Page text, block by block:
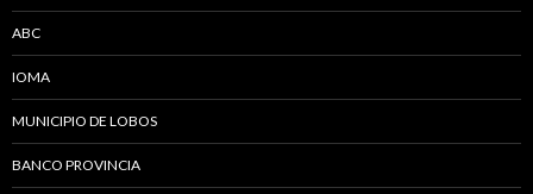
ABC
IOMA
MUNICIPIO DE LOBOS
BANCO PROVINCIA